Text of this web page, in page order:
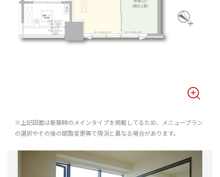
※上記図面は新築時のメインタイプを掲載してるため、メニュープラン
の選択やその後の間取変更等で現況と異なる場合があります。